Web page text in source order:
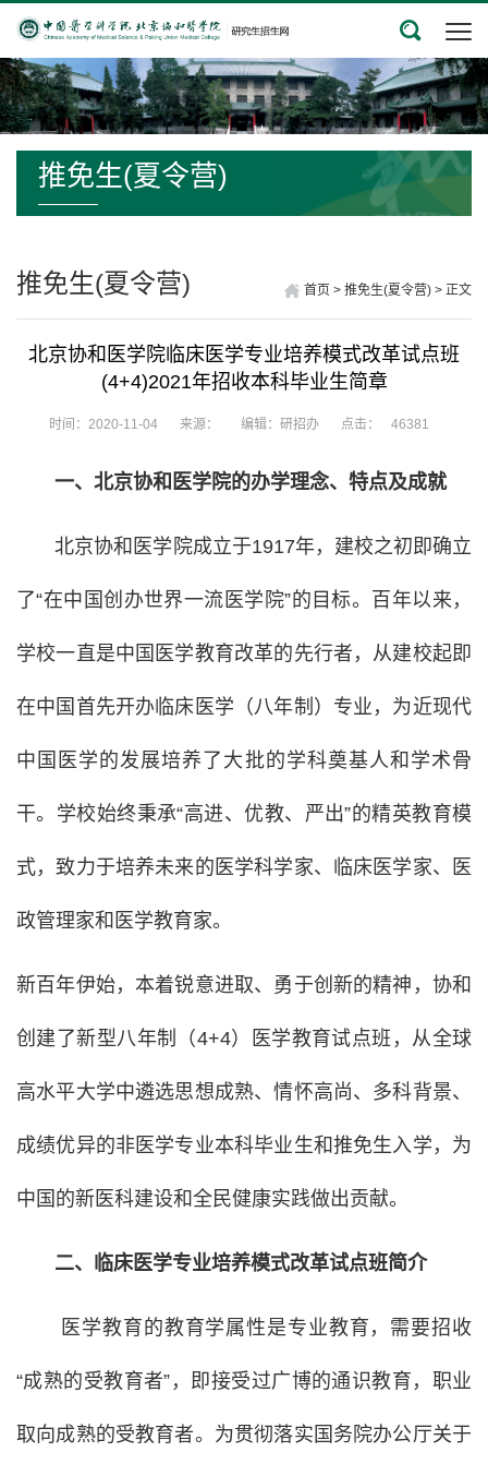
推免生(夏令营)
推免生(夏令营) 首页 > 推免生(夏令营) > 正文
北京协和医学院临床医学专业培养模式改革试点班
(4+4)2021年招收本科毕业生简章
时间：2020-11-04 来源： 编辑：研招办 点击： 46381
一、北京协和医学院的办学理念、特点及成就
北京协和医学院成立于1917年，建校之初即确立
了“在中国创办世界一流医学院”的目标。百年以来，
学校一直是中国医学教育改革的先行者，从建校起即
在中国首先开办临床医学（八年制）专业，为近现代
中国医学的发展培养了大批的学科奠基人和学术骨
干。学校始终秉承“高进、优教、严出”的精英教育模
式，致力于培养未来的医学科学家、临床医学家、医
政管理家和医学教育家。
新百年伊始，本着锐意进取、勇于创新的精神，协和
创建了新型八年制（4+4）医学教育试点班，从全球
高水平大学中遴选思想成熟、情怀高尚、多科背景、
成绩优异的非医学专业本科毕业生和推免生入学，为
中国的新医科建设和全民健康实践做出贡献。
二、 临床医学专业培养模式改革试点班简介
医学教育的教育学属性是专业教育，需要招收
“成熟的受教育者”，即接受过广博的通识教育，职业
取向成熟的受教育者。为贯彻落实国务院办公厅关于